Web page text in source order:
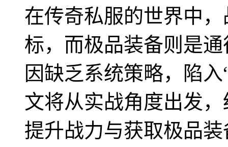
在传奇私服的世界中
标，而极品装备则是
因缺乏系统策略，陷
文将从实战角度出发
提升战力与获取极品